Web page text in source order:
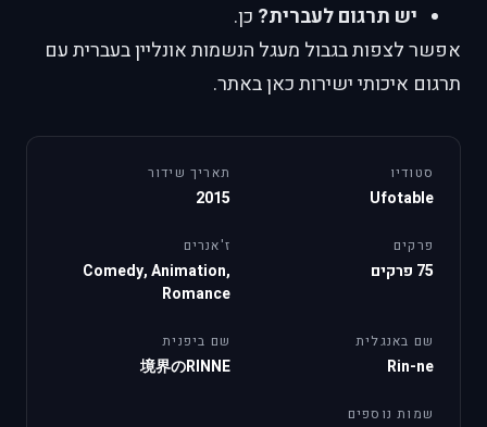
יש תרגום לעברית? כן.
אפשר לצפות בגבול מעגל הנשמות אונליין בעברית עם
תרגום איכותי ישירות כאן באתר.
סטודיו
Ufotable
תאריך שידור
2015
פרקים
75 פרקים
ז'אנרים
Comedy, Animation,
Romance
שם באנגלית
Rin-ne
שם ביפנית
境界のRINNE
שמות נוספים